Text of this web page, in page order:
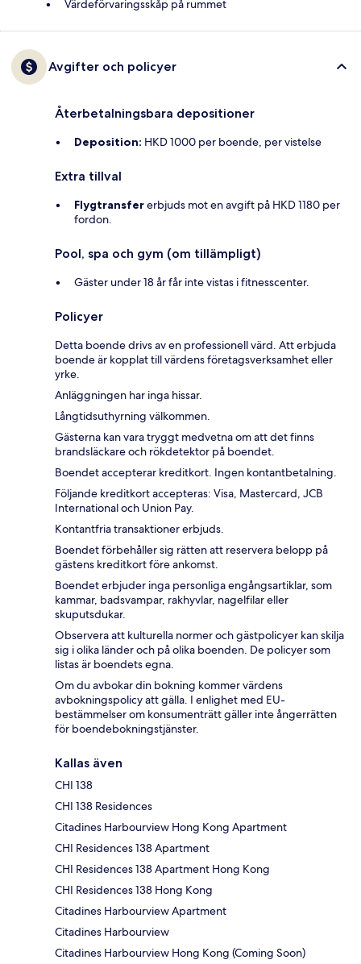
Värdeförvaringsskåp på rummet
Avgifter och policyer
Återbetalningsbara depositioner
Deposition: HKD 1000 per boende, per vistelse
Extra tillval
Flygtransfererbjuds mot en avgift på HKD 1180 per
fordon.
Pool, spa och gym (om tillämpligt)
Gäster under 18 år får inte vistas i fitnesscenter.
Policyer
Detta boende drivs av en professionell värd. Att erbjuda
boende är kopplat till värdens företagsverksamhet eller
yrke.
Anläggningen har inga hissar.
Långtidsuthyrning välkommen.
Gästerna kan vara tryggt medvetna om att det finns
brandsläckare och rökdetektor på boendet.
Boendet accepterar kreditkort. Ingen kontantbetalning.
Följande kreditkort accepteras: Visa, Mastercard, JCB
International och Union Pay.
Kontantfria transaktioner erbjuds.
Boendet förbehåller sig rätten att reservera belopp på
gästens kreditkort före ankomst.
Boendet erbjuder inga personliga engångsartiklar, som
kammar, badsvampar, rakhyvlar, nagelfilar eller
skuputsdukar.
Observera att kulturella normer och gästpolicyer kan skilja
sig i olika länder och på olika boenden. De policyer som
listas är boendets egna.
Om du avbokar din bokning kommer värdens
avbokningspolicy att gälla. I enlighet med EU-
bestämmelser om konsumenträtt gäller inte ångerrätten
för boendebokningstjänster.
Kallas även
CHI 138
CHI 138 Residences
Citadines Harbourview Hong Kong Apartment
CHI Residences 138 Apartment
CHI Residences 138 Apartment Hong Kong
CHI Residences 138 Hong Kong
Citadines Harbourview Apartment
Citadines Harbourview
Citadines Harbourview Hong Kong (Coming Soon)